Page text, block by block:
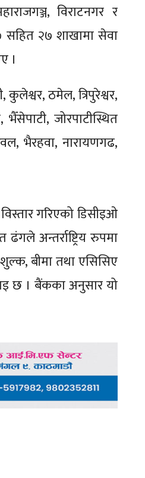
विराटनगर र
सहित २७ शाखामा सेवा
।
ठमेल, त्रिपुरेश्वर,
जोरपाटीस्थित
भैरहवा, नारायणगढ,
गरिएको डिसीइओ
अन्तर्राष्ट्रिय रुपमा
बीमा तथा एसिसिए
छ । बैंकका अनुसार यो